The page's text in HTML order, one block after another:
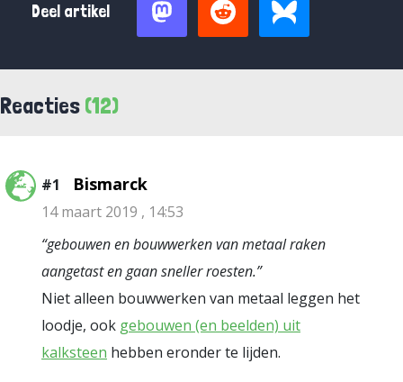
Deel artikel
Reacties (12)
#1 Bismarck
14 maart 2019 , 14:53
“gebouwen en bouwwerken van metaal raken
aangetast en gaan sneller roesten.”
Niet alleen bouwwerken van metaal leggen het
loodje, ook gebouwen (en beelden) uit
kalksteen hebben eronder te lijden.